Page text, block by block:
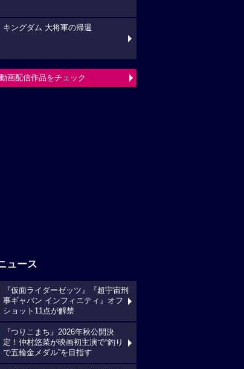
キングダム 大将軍の帰還
動画配信作品をチェック
ュース
『仮面ライダーゼッツ』『超宇宙刑
事ギャバン インフィニティ』オフ
ショット11点が解禁
『つりこまち』2026年秋公開決
定！仲村悠菜が映画初主演で“釣り
で五輪金メダル”を目指す